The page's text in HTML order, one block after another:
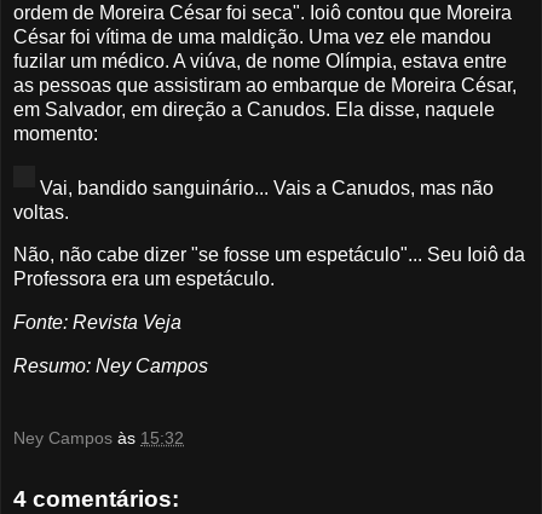
ordem de Moreira César foi seca". Ioiô contou que Moreira
César foi vítima de uma maldição. Uma vez ele mandou
fuzilar um médico. A viúva, de nome Olímpia, estava entre
as pessoas que assistiram ao embarque de Moreira César,
em Salvador, em direção a Canudos. Ela disse, naquele
momento:
Vai, bandido sanguinário... Vais a Canudos, mas não
voltas.
Não, não cabe dizer "se fosse um espetáculo"... Seu Ioiô da
Professora era um espetáculo.
Fonte: Revista Veja
Resumo: Ney Campos
Ney Campos às 15:32
4 comentários: